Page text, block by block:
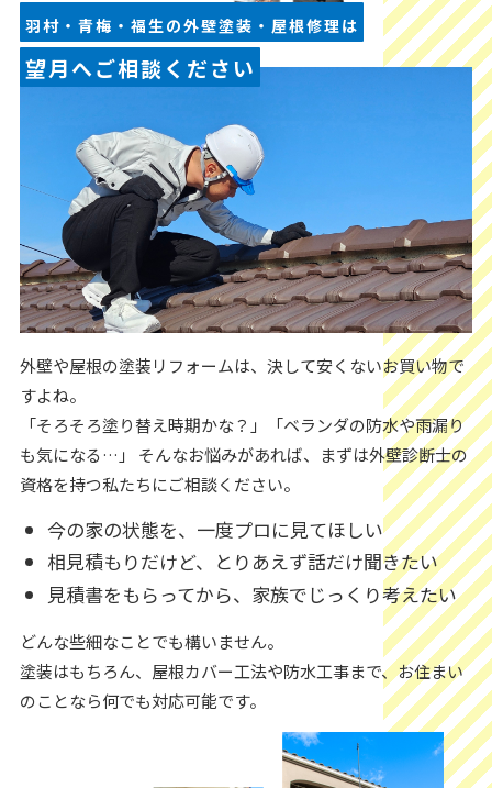
羽村・青梅・福生の外壁塗装・屋根修理は
望月へご相談ください
外壁や屋根の塗装リフォームは、決して安くないお買い物で
すよね。
「そろそろ塗り替え時期かな？」「ベランダの防水や雨漏り
も気になる…」 そんなお悩みがあれば、まずは外壁診断士の
資格を持つ私たちにご相談ください。
今の家の状態を、一度プロに見てほしい
相見積もりだけど、とりあえず話だけ聞きたい
見積書をもらってから、家族でじっくり考えたい
どんな些細なことでも構いません。
塗装はもちろん、屋根カバー工法や防水工事まで、お住まい
のことなら何でも対応可能です。